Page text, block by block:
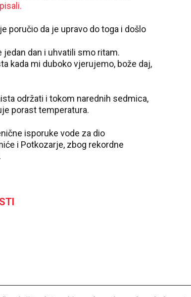
poručio da je upravo do toga i došlo
dan i uhvatili smo ritam.
kada mi duboko vjerujemo, bože daj,
održati i tokom narednih sedmica,
porast temperatura.
isporuke vode za dio
i Potkozarje, zbog rekordne